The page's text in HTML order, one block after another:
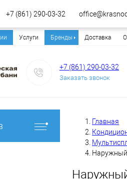
Услуги Бренды Доставка
+7 (861) 290-03-32
Заказать звонок
Главная
Наружный
+7 (861) 290-03-32